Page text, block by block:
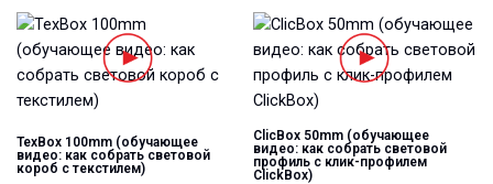
TexBox 100mm (обучающее
видео: как собрать световой
короб с текстилем)
ClicBox 50mm (обучающее
видео: как собрать световой
профиль с клик-профилем
ClickBox)